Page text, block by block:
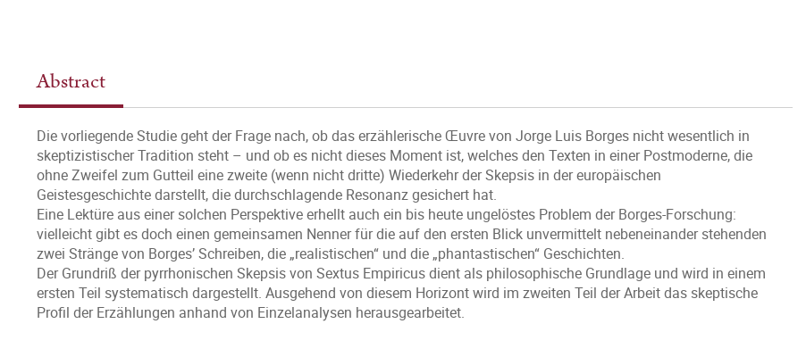
Abstract
Die vorliegende Studie geht der Frage nach, ob das erzählerische Œuvre von Jorge Luis Borges nicht wesentlich in
skeptizistischer Tradition steht – und ob es nicht dieses Moment ist, welches den Texten in einer Postmoderne, die
ohne Zweifel zum Gutteil eine zweite (wenn nicht dritte) Wiederkehr der Skepsis in der europäischen
Geistesgeschichte darstellt, die durchschlagende Resonanz gesichert hat.
Eine Lektüre aus einer solchen Perspektive erhellt auch ein bis heute ungelöstes Problem der Borges-Forschung:
vielleicht gibt es doch einen gemeinsamen Nenner für die auf den ersten Blick unvermittelt nebeneinander stehenden
zwei Stränge von Borges’ Schreiben, die „realistischen“ und die „phantastischen“ Geschichten.
Der Grundriß der pyrrhonischen Skepsis von Sextus Empiricus dient als philosophische Grundlage und wird in einem
ersten Teil systematisch dargestellt. Ausgehend von diesem Horizont wird im zweiten Teil der Arbeit das skeptische
Profil der Erzählungen anhand von Einzelanalysen herausgearbeitet.